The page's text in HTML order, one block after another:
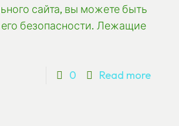
сайта, вы можете быть
безопасности. Лежащие
0 Read more